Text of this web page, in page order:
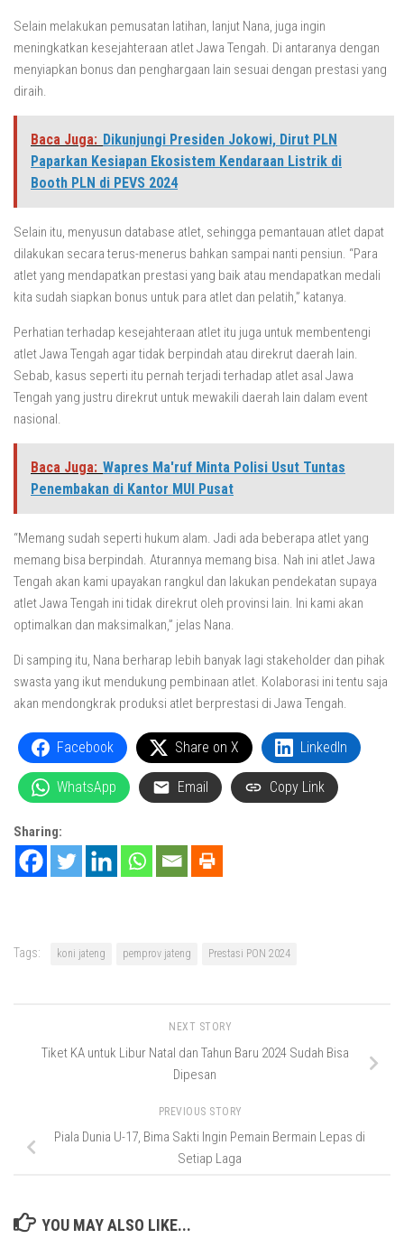
Selain melakukan pemusatan latihan, lanjut Nana, juga ingin
meningkatkan kesejahteraan atlet Jawa Tengah. Di antaranya dengan
menyiapkan bonus dan penghargaan lain sesuai dengan prestasi yang
diraih.
Baca Juga: Dikunjungi Presiden Jokowi, Dirut PLN
Paparkan Kesiapan Ekosistem Kendaraan Listrik di
Booth PLN di PEVS 2024
Selain itu, menyusun database atlet, sehingga pemantauan atlet dapat
dilakukan secara terus-menerus bahkan sampai nanti pensiun. “Para
atlet yang mendapatkan prestasi yang baik atau mendapatkan medali
kita sudah siapkan bonus untuk para atlet dan pelatih,” katanya.
Perhatian terhadap kesejahteraan atlet itu juga untuk membentengi
atlet Jawa Tengah agar tidak berpindah atau direkrut daerah lain.
Sebab, kasus seperti itu pernah terjadi terhadap atlet asal Jawa
Tengah yang justru direkrut untuk mewakili daerah lain dalam event
nasional.
Baca Juga: Wapres Ma'ruf Minta Polisi Usut Tuntas
Penembakan di Kantor MUI Pusat
“Memang sudah seperti hukum alam. Jadi ada beberapa atlet yang
memang bisa berpindah. Aturannya memang bisa. Nah ini atlet Jawa
Tengah akan kami upayakan rangkul dan lakukan pendekatan supaya
atlet Jawa Tengah ini tidak direkrut oleh provinsi lain. Ini kami akan
optimalkan dan maksimalkan,” jelas Nana.
Di samping itu, Nana berharap lebih banyak lagi stakeholder dan pihak
swasta yang ikut mendukung pembinaan atlet. Kolaborasi ini tentu saja
akan mendongkrak produksi atlet berprestasi di Jawa Tengah.
Facebook Share on X LinkedIn
WhatsApp Email Copy Link
Sharing:
Tags: koni jateng pemprov jateng Prestasi PON 2024
NEXT STORY
Tiket KA untuk Libur Natal dan Tahun Baru 2024 Sudah Bisa
Dipesan
PREVIOUS STORY
Piala Dunia U-17, Bima Sakti Ingin Pemain Bermain Lepas di
Setiap Laga
YOU MAY ALSO LIKE...